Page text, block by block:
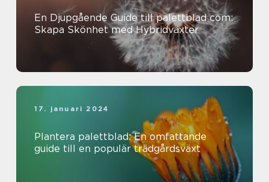
En Djupgående Guide till palettblad com:
Skapa Skönhet med Hybridväxter
17. januari 2024
Plantera palettblad: En omfattande
guide till en populär trädgårdsväxt